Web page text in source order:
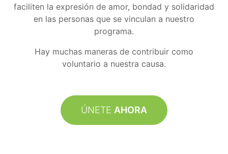
faciliten la expresión de amor, bondad y solidaridad
en las personas que se vinculan a nuestro
programa.
Hay muchas maneras de contribuir como
voluntario a nuestra causa.
ÚNETE AHORA